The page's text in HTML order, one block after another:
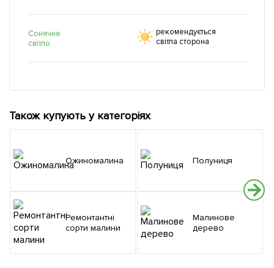
Сонячне
світло
рекомендується
світла сторона
Також купують у категоріях
Ожиномалина
Ремонтантні
сорти малини
Полуниця
Малинове
дерево